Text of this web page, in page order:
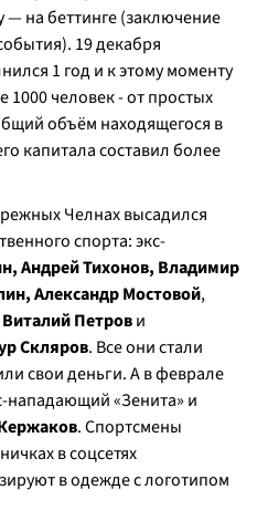
— на беттинге (заключение
19 декабря
1 год и к этому моменту
1000 человек - от простых
объём находящегося в
капитала составил более
Челнах высадился
спорта: экс-
Андрей Тихонов, Владимир
Александр Мостовой,
Виталий Петрови
Скляров. Все они стали
свои деньги. А в феврале
нападающий «Зенита» и
. Спортсмены
в соцсетях
в одежде с логотипом